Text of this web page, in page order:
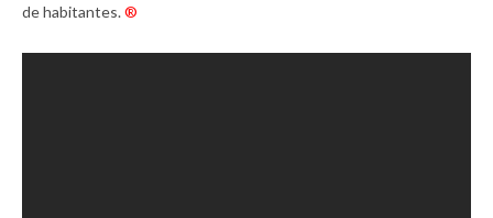
de habitantes.®